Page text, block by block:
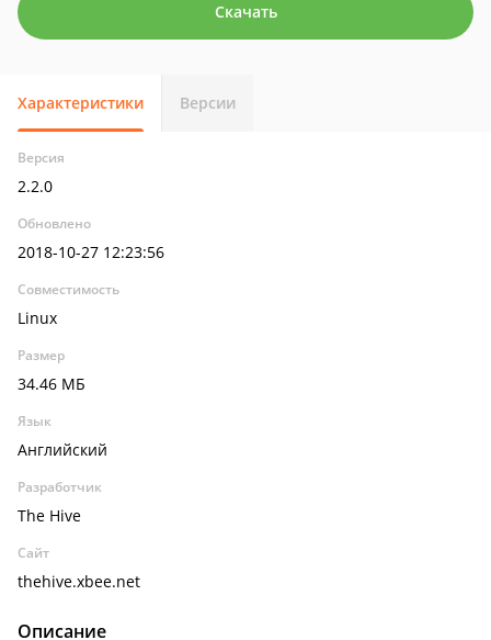
Скачать
Характеристики Версии
Версия
2.2.0
Обновлено
2018-10-27 12:23:56
Совместимость
Linux
Размер
34.46 МБ
Язык
Английский
Разработчик
The Hive
Сайт
thehive.xbee.net
Описание